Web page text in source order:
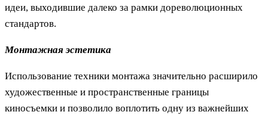
идеи, выходившие далеко за рамки дореволюционных
стандартов.
Монтажная эстетика
Использование техники монтажа значительно расширило
художественные и пространственные границы
киносъемки и позволило воплотить одну из важнейших